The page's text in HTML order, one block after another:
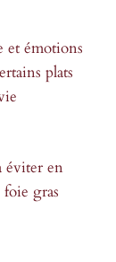
et émotions
plats
éviter en
gras